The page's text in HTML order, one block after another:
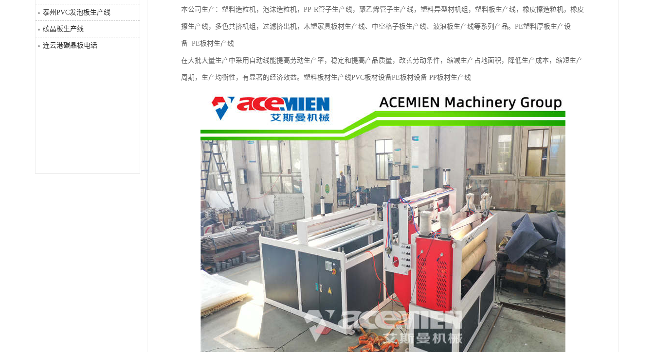
泰州PVC发泡板生产线
碳晶板生产线
连云港碳晶板电话
本公司生产：塑料造粒机，泡沫造粒机，PP-R管子生产线，聚乙烯管子生产线，塑料异型材机组，塑料板生产线，橡皮擦造粒机，橡皮
擦生产线，多色共挤机组，过滤挤出机，木塑家具板材生产线、中空格子板生产线、波浪板生产线等系列产品。PE塑料厚板生产设
备 PE板材生产线
在大批大量生产中采用自动线能提高劳动生产率，稳定和提高产品质量，改善劳动条件，缩减生产占地面积，降低生产成本，缩短生产
周期，生产均衡性，有显著的经济效益。塑料板材生产线PVC板材设备PE板材设备 PP板材生产线